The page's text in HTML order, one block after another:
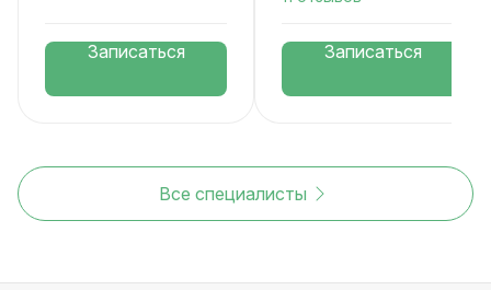
Записаться Записаться
Все специалисты